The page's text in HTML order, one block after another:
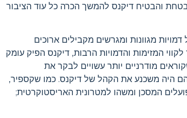
והבטיח דיקנס להמשך הכרה כל עוד הציבור
מגוונות ומגרשים מקבילים ארוכים
המזימות והדמויות הרבות, דיקנס הפיק עומק
מודרניים יותר עשויים לבקר את
היה משכנע את הקהל של דיקנס. כמו שקספיר,
המסכן ומשהו למטרונית האריסטוקרטית;